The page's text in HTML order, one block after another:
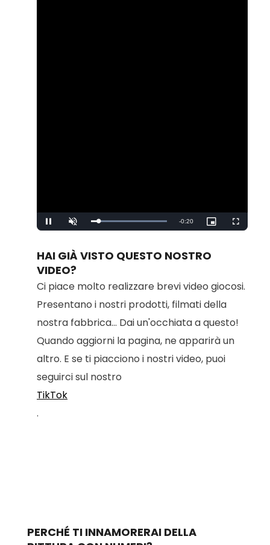
Pause Unmute Loaded:
Remaining
-0:20
Picture-
in-
Fullscreen
HAI GIÀ VISTO QUESTO NOSTRO
VIDEO?
Ci piace molto realizzare brevi video giocosi.
Presentano i nostri prodotti, filmati della
nostra fabbrica... Dai un'occhiata a questo!
Quando aggiorni la pagina, ne apparirà un
altro. E se ti piacciono i nostri video, puoi
seguirci sul nostro
TikTok
.
PERCHÉ TI INNAMORERAI DELLA